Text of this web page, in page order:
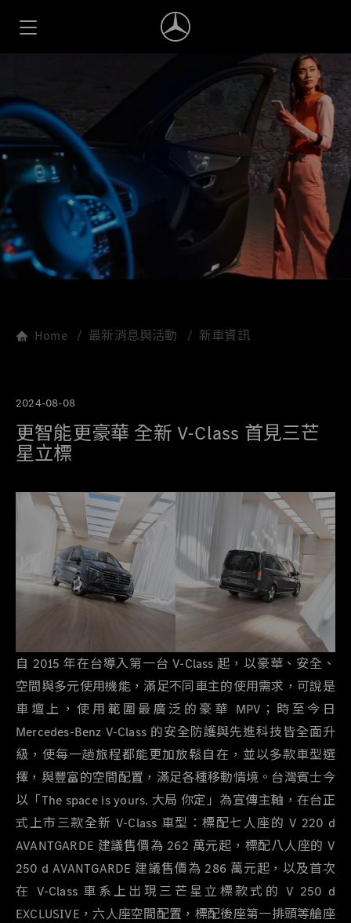
Home 最新消息與活動 新車資訊
2024-08-08
更智能更豪華 全新 V-Class 首見三芒
星立標
自 2015 年在台導入第一台 V-Class 起，以豪華、安全、
空間與多元使用機能，滿足不同車主的使用需求，可說是
車壇上，使用範圍最廣泛的豪華 MPV；時至今日
Mercedes-Benz V-Class 的安全防護與先進科技皆全面升
級，使每一趟旅程都能更加放鬆自在，並以多款車型選
擇，與豐富的空間配置，滿足各種移動情境。台灣賓士今
以「The space is yours. 大局 你定」為宣傳主軸，在台正
式上市三款全新 V-Class 車型：標配七人座的 V 220 d
AVANTGARDE 建議售價為 262 萬元起，標配八人座的 V
250 d AVANTGARDE 建議售價為 286 萬元起，以及首次
在 V-Class 車系上出現三芒星立標款式的 V 250 d
EXCLUSIVE，六人座空間配置，標配後座第一排頭等艙座